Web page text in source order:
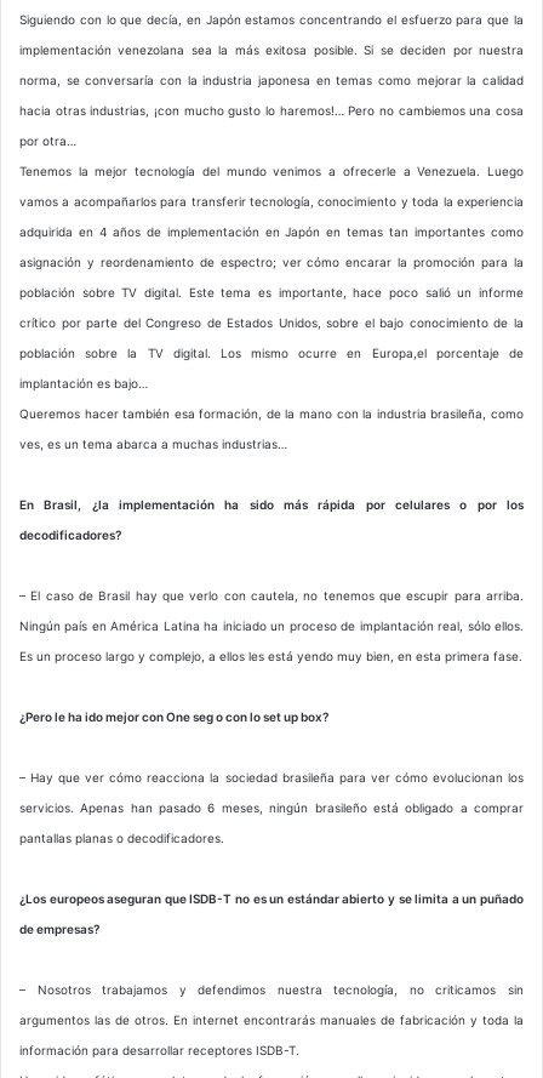
Siguiendo con lo que decía, en Japón estamos concentrando el esfuerzo para que la
implementación venezolana sea la más exitosa posible. Si se deciden por nuestra
norma, se conversaría con la industria japonesa en temas como mejorar la calidad
hacia otras industrias, ¡con mucho gusto lo haremos!… Pero no cambiemos una cosa
por otra…
Tenemos la mejor tecnología del mundo venimos a ofrecerle a Venezuela. Luego
vamos a acompañarlos para transferir tecnología, conocimiento y toda la experiencia
adquirida en 4 años de implementación en Japón en temas tan importantes como
asignación y reordenamiento de espectro; ver cómo encarar la promoción para la
población sobre TV digital. Este tema es importante, hace poco salió un informe
crítico por parte del Congreso de Estados Unidos, sobre el bajo conocimiento de la
población sobre la TV digital. Los mismo ocurre en Europa,el porcentaje de
implantación es bajo…
Queremos hacer también esa formación, de la mano con la industria brasileña, como
ves, es un tema abarca a muchas industrias…
En Brasil, ¿la implementación ha sido más rápida por celulares o por los
decodificadores?
– El caso de Brasil hay que verlo con cautela, no tenemos que escupir para arriba.
Ningún país en América Latina ha iniciado un proceso de implantación real, sólo ellos.
Es un proceso largo y complejo, a ellos les está yendo muy bien, en esta primera fase.
¿Pero le ha ido mejor con One seg o con lo set up box?
– Hay que ver cómo reacciona la sociedad brasileña para ver cómo evolucionan los
servicios. Apenas han pasado 6 meses, ningún brasileño está obligado a comprar
pantallas planas o decodificadores.
¿Los europeos aseguran que ISDB-T no es un estándar abierto y se limita a un puñado
de empresas?
– Nosotros trabajamos y defendimos nuestra tecnología, no criticamos sin
argumentos las de otros. En internet encontrarás manuales de fabricación y toda la
información para desarrollar receptores ISDB-T.